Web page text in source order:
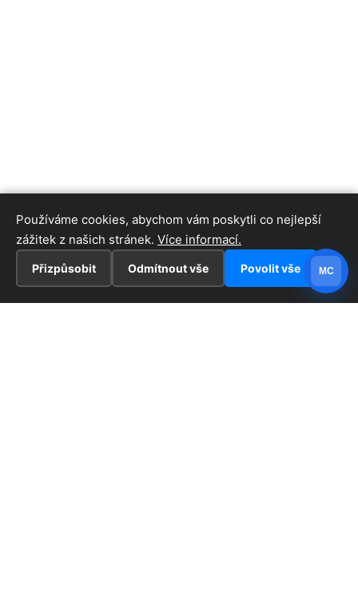
Používáme cookies, abychom vám poskytli co nejlepší
zážitek z našich stránek. Více informací.
Přizpůsobit Odmítnout vše Povolit vše MC